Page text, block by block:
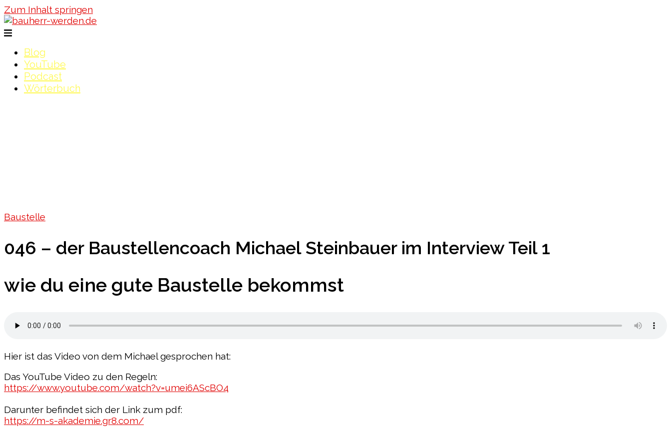
Zum Inhalt springen
Blog
YouTube
Podcast
Wörterbuch
Baustelle
046 – der Baustellencoach Michael Steinbauer im Interview Teil 1
wie du eine gute Baustelle bekommst
Hier ist das Video von dem Michael gesprochen hat:
Das YouTube Video zu den Regeln:
https://www.youtube.com/watch?v=umei6AScBO4
Darunter befindet sich der Link zum pdf:
https://m-s-akademie.gr8.com/